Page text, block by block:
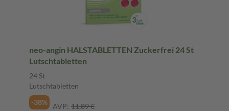
neo-angin HALSTABLETTEN Zuckerfrei 24 St
Lutschtabletten
24 St
Lutschtabletten
-38%
AVP: 11,89 €